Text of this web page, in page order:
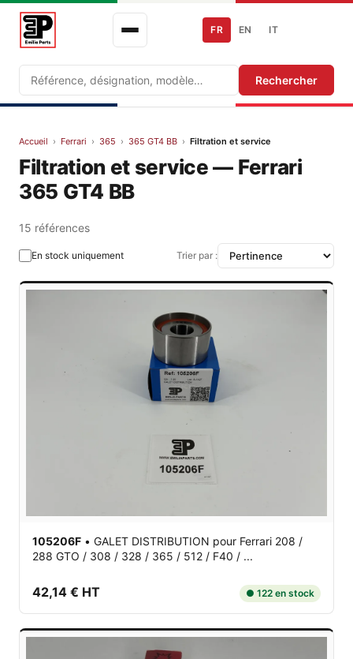
Recherche Rechercher
FR EN IT
Accueil › Ferrari › 365 › 365 GT4 BB › Filtration et service
Filtration et service — Ferrari
365 GT4 BB
15 références
En stock uniquement Trier par :
105206F • GALET DISTRIBUTION pour Ferrari 208 /
288 GTO / 308 / 328 / 365 / 512 / F40 / ...
42,14 € HT ● 122 en stock